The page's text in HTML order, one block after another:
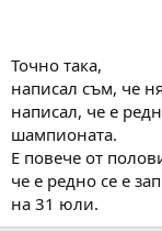
Точно така,
написал съм, че
написал, че е
шампионата.
Е повече от
че е редно се е
на 31 юли.